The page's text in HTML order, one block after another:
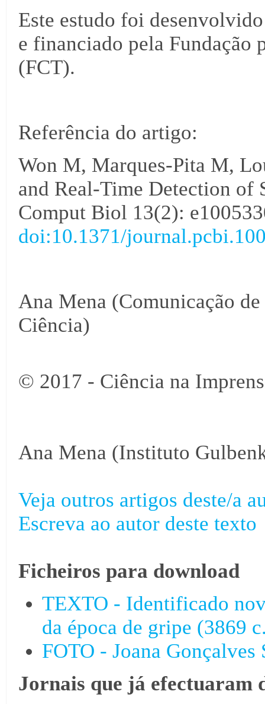
Este estudo foi
e financiado pela Fundação
(FCT).
Referência do artigo:
Won M, Marques-Pita M,
and Real-Time Detection of
Comput Biol 13(2):
doi:10.1371/
Ana Mena (Comunicação
Ciência)
© 2017 - Ciência na
Ana Mena (Instituto
Veja outros artigos deste/a
Escreva ao autor deste texto
Ficheiros para download
TEXTO - Identificado
da época de gripe (3869
FOTO - Joana
Jornais que já efectuaram